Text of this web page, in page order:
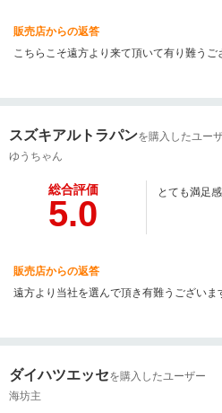
販売店からの返答
こちらこそ遠方より来て頂いて有り難うご
スズキアルトラパンを購入したユー
ゆうちゃん
総合評価
5.0
とても満足
販売店からの返答
遠方より当社を選んで頂き有難うございま
ダイハツエッセを購入したユーザー
海坊主